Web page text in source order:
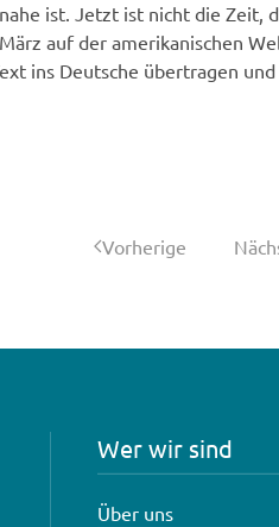
ist. Jetzt ist nicht die
auf der amerikanischen
ins Deutsche übertragen
Vorherige
Wer wir sind
Über uns